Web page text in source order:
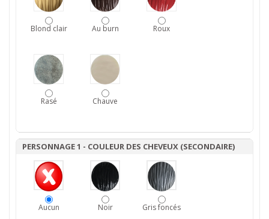
Blond clair Au burn Roux
Rasé Chauve
PERSONNAGE 1 - COULEUR DES CHEVEUX (SECONDAIRE)
Aucun Noir Gris foncés